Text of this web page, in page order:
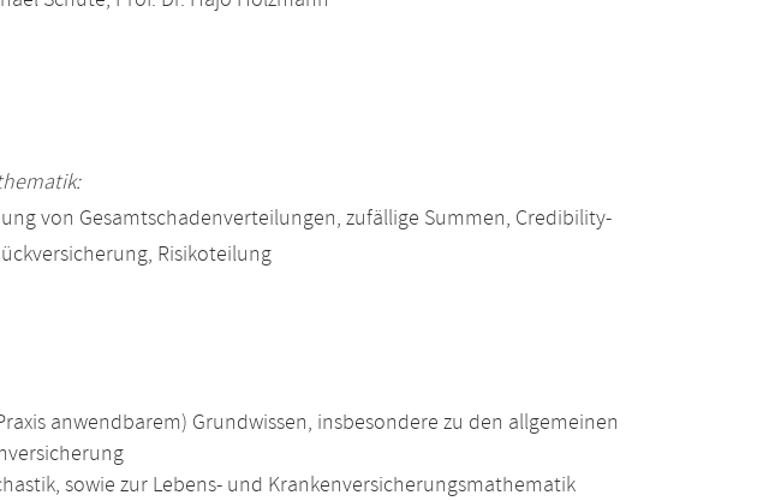
von Gesamtschadenverteilungen, zufällige Summen, Credibility-
Risikoteilung
anwendbarem) Grundwissen, insbesondere zu den allgemeinen
sowie zur Lebens- und Krankenversicherungsmathematik